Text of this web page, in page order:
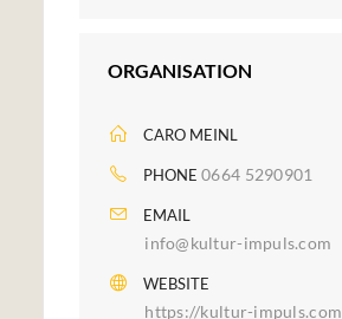
ORGANISATION
CARO MEINL
PHONE 0664 5290901
EMAIL
info@kultur-impuls.com
WEBSITE
https://kultur-impuls.com